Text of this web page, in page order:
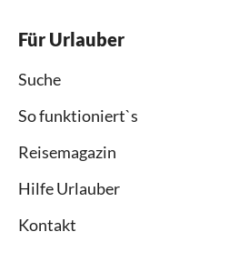
Für Urlauber
Suche
So funktioniert`s
Reisemagazin
Hilfe Urlauber
Kontakt